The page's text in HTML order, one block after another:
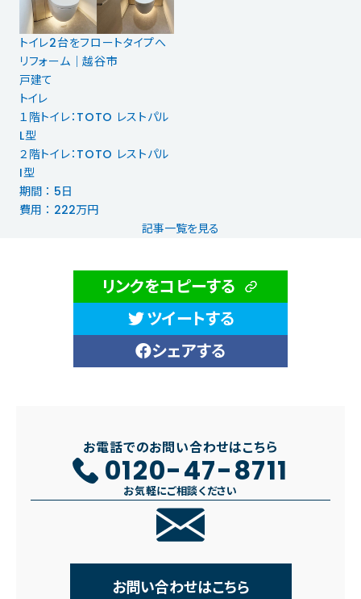
トイレ2台をフロートタイプへ
リフォーム｜越谷市
戸建て
トイレ
１階トイレ：TOTO レストパル
L型
２階トイレ：TOTO レストパル
I型
期間 ： 5日
費用 ： 222万円
記事一覧を見る
リンクをコピーする
ツイートする
シェアする
お電話でのお問い合わせはこちら
0120-47-8711
お気軽にご相談ください
お問い合わせはこちら